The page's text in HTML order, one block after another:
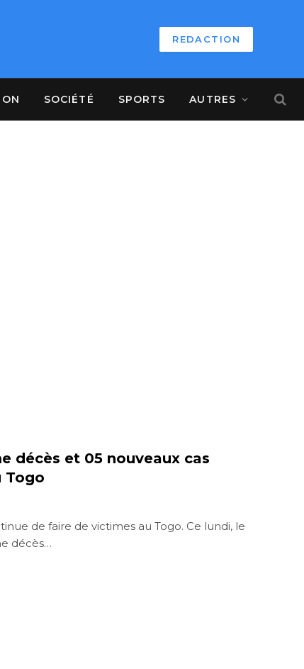
REDACTION
SOCIÉTÉ SPORTS AUTRES
décès et 05 nouveaux cas
Togo
de faire de victimes au Togo. Ce lundi, le
décès…